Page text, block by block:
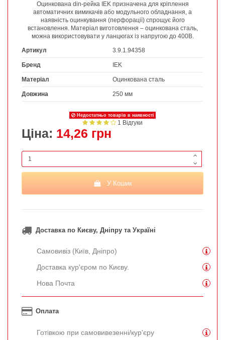
Оцинкована din-рейка IEK призначена для кріплення
автоматичних вимикачів або модульного обладнання, а
наявність оцинкування (перфорації) спрощує його
встановлення. Матеріал виготовлення – оцинкована сталь,
можна використовувати у ланцюгах із напругою до 400В.
Артикул
3.9.1.94358
Бренд IEK
Матеріал Оцинкована сталь
Довжина 250 мм
Недостатньо товарів в наявності
1 Відгуки
Ціна: 14,26 грн
У Кошик
Доставка по Києву, Дніпру та Україні
Самовивіз (Київ, Дніпро)
Доставка кур'єром по Києву.
Нова Почта
Оплата
Готівкою при самовивезенні/кур'єру